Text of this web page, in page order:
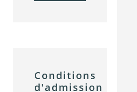
Conditions
d'admission